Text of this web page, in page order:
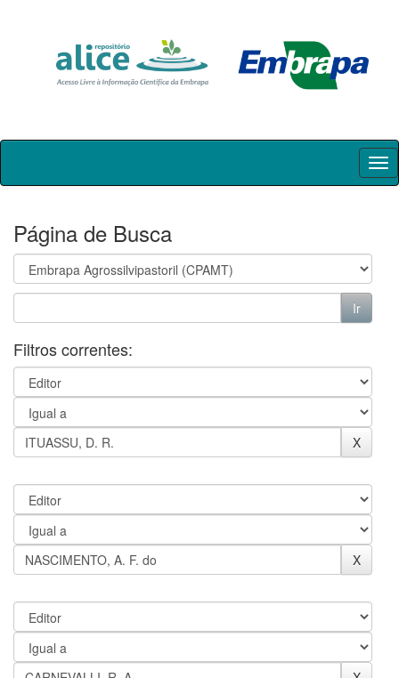
Skip
Página de Busca
Filtros correntes: